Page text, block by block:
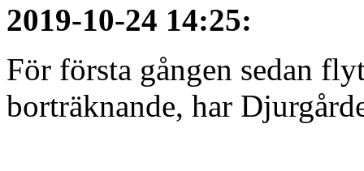
2019-10-24 14:25:
För första gången sedan
borträknande, har